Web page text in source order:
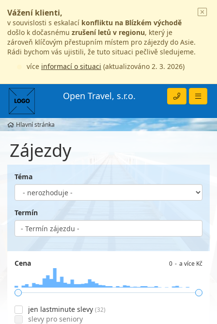
Vážení klienti,
v souvislosti s eskalací konfliktu na Blízkém východě
došlo k dočasnému zrušení letů v regionu, který je
zároveň klíčovým přestupním místem pro zájezdy do Asie.
Rádi bychom vás ujistili, že tuto situaci pečlivě sledujeme.
více informací o situaci (aktualizováno 2. 3. 2026)
Open Travel, s.r.o.
Hlavní stránka
Zájezdy
Téma
Termín
Cena 0 a více Kč
jen lastminute slevy (32)
slevy pro seniory